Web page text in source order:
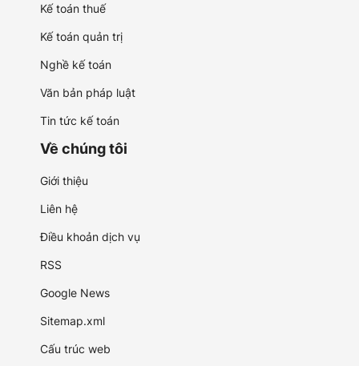
Kế toán thuế
Kế toán quản trị
Nghề kế toán
Văn bản pháp luật
Tin tức kế toán
Về chúng tôi
Giới thiệu
Liên hệ
Điều khoản dịch vụ
RSS
Google News
Sitemap.xml
Cấu trúc web